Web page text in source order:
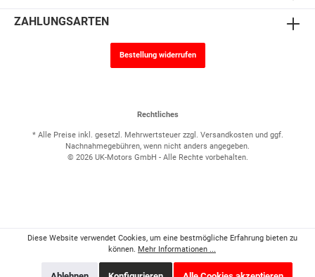
ZAHLUNGSARTEN
Bestellung widerrufen
Rechtliches
* Alle Preise inkl. gesetzl. Mehrwertsteuer zzgl. Versandkostenund ggf.
Nachnahmegebühren, wenn nicht anders angegeben.
© 2026 UK-Motors GmbH - Alle Rechte vorbehalten.
Diese Website verwendet Cookies, um eine bestmögliche Erfahrung bieten zu
können. Mehr Informationen ...